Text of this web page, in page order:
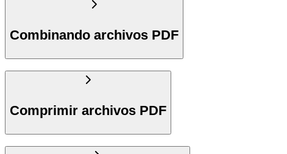
Combinando archivos PDF
Comprimir archivos PDF